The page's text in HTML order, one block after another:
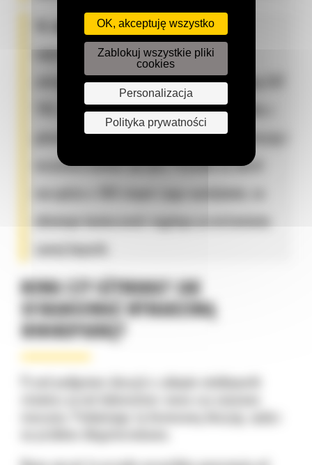
unikalna cecha na rynku:jest to
najmniejsza maszyna w ofercie Cat
zintegrowana z głowicą obrotowo-wychylną CAT
TRS (TiltRotator System). Taka minikoparka z
głowicą CAT TRS drastycznie zwiększa precyzję i
wszechstronność sprzętu. Pozwala na obrót
narzędzia o 360 stopni i jego wychylanie, co
eliminuje konieczność ciągłego przestawiania
samej koparki.
NOWA CZY UŻYWANA? JAK
SFINANSOWAĆ WYMARZONĄ
MINIKOPARKĘ?
Przed podjęciem decyzji o zakupie minikoparki
maszyna. Podejmując tę biznesową decyzję, spójrz
OK, akceptuję wszystko
Zablokuj wszystkie pliki
cookies
Personalizacja
Polityka prywatności